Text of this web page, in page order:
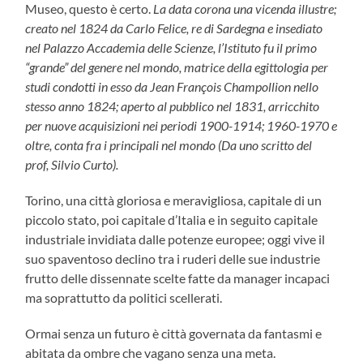
Museo, questo è certo. La data corona una vicenda illustre;
creato nel 1824 da Carlo Felice, re di Sardegna e insediato
nel Palazzo Accademia delle Scienze, l’Istituto fu il primo
“grande” del genere nel mondo, matrice della egittologia per
studi condotti in esso da Jean François Champollion nello
stesso anno 1824; aperto al pubblico nel 1831, arricchito
per nuove acquisizioni nei periodi 1900-1914; 1960-1970 e
oltre, conta fra i principali nel mondo (Da uno scritto del
prof, Silvio Curto).
Torino, una città gloriosa e meravigliosa, capitale di un
piccolo stato, poi capitale d’Italia e in seguito capitale
industriale invidiata dalle potenze europee; oggi vive il
suo spaventoso declino tra i ruderi delle sue industrie
frutto delle dissennate scelte fatte da manager incapaci
ma soprattutto da politici scellerati.
Ormai senza un futuro è città governata da fantasmi e
abitata da ombre che vagano senza una meta.